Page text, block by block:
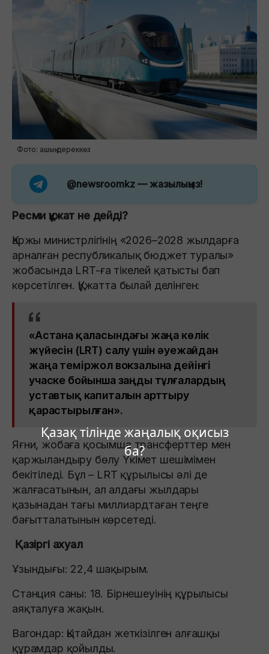
Қазақ тілінде жаңалық оқисыз
ба?
Фото: ашық дереккөз
@newsroomkz — жазылыңыз!
Ресми құжат не дейді?
Қаржы министрлігінің «2026–2028 жылдарға
арналған республикалық бюджет туралы»
жобасында LRT-ға тікелей қатысты бап
көрсетілген. Құжатта былай делінген:
«Астана қаласындағы жаңа көлік
жүйесін (LRT) салу үшін әуежайдан
жаңа теміржол вокзалына дейінгі
учаске бойынша заңды тұлғалардың
уставтық капиталын арттыру
қарастырылған».
Яғни, жобаға қосымша трансферттер мен
қаржыландыру бөлу Үкімет шешімімен
бекітіледі. Бұл – LRT құрылысы әлі де
жалғасатынын, ал алдағы жылдары
қазынадан тағы миллиардтаған теңге
бағытталатынын көрсетеді.
Қазіргі ахуал
Ұзындығы: 22,4 шақырым.
Станция саны: 18. Бірнешеуінің құрылысы
аяқталуға жақын.
Вагондар: Қытайдан жеткізілген алғашқы
құрамдар қойылды.